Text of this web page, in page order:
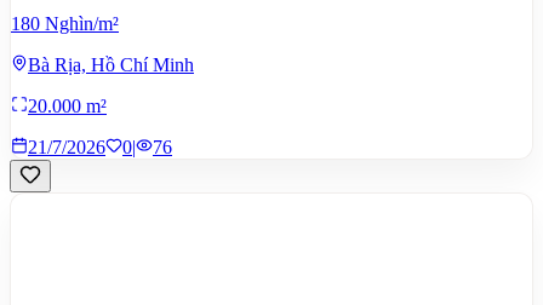
180 Nghìn/m²
Bà Rịa, Hồ Chí Minh
20.000 m²
21/7/2026
0| 76